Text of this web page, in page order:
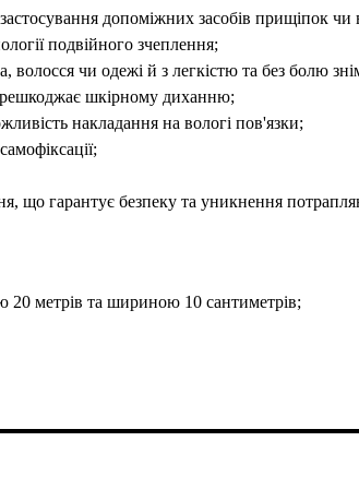
допоміжних засобів прищіпок
подвійного зчеплення;
волосся чи одежі й з легкістю та без болю
шкірному диханню;
накладання на вологі пов'язки;
що гарантує безпеку та уникнення
20 метрів та шириною 10 сантиметрів;